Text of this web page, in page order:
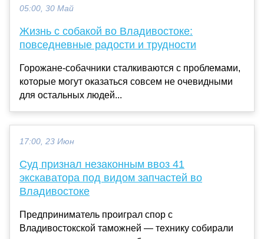
05:00, 30 Май
Жизнь с собакой во Владивостоке:
повседневные радости и трудности
Горожане-собачники сталкиваются с проблемами,
которые могут оказаться совсем не очевидными
для остальных людей...
17:00, 23 Июн
Суд признал незаконным ввоз 41
экскаватора под видом запчастей во
Владивостоке
Предприниматель проиграл спор с
Владивостокской таможней — технику собирали